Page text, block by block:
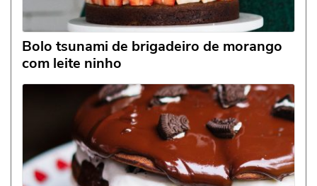
Bolo tsunami de brigadeiro de morango
com leite ninho